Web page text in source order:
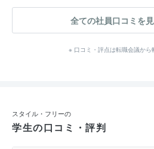
全ての社員口コミを
※ 口コミ・評点は転職会議から
スタイル・フリーの
学生の口コミ・評判